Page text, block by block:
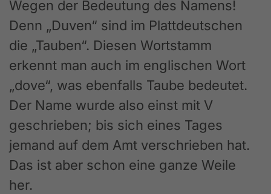
Wegen der Bedeutung des Namens!
Denn „Duven“ sind im Plattdeutschen
die „Tauben“. Diesen Wortstamm
erkennt man auch im englischen Wort
„dove“, was ebenfalls Taube bedeutet.
Der Name wurde also einst mit V
geschrieben; bis sich eines Tages
jemand auf dem Amt verschrieben hat.
Das ist aber schon eine ganze Weile
her.